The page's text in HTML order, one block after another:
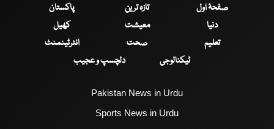
صفحۂ اول تازہ ترین
پاکستان
دنیا
معیشت
کھیل
تعلیم
صحت
انٹرٹینمنٹ
ٹیکنالوجی
دلچسپ و عجیب
Pakistan News in Urdu
Sports News in Urdu